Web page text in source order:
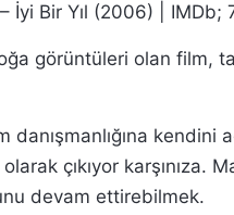
İyi Bir Yıl (2006) | IMDb;
görüntüleri olan film,
danışmanlığına kendini
çıkıyor karşınıza.
devam ettirebilmek.